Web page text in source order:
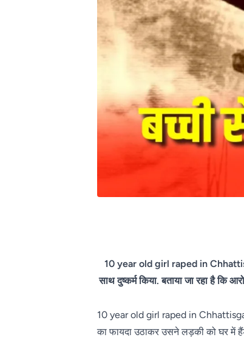
10 year old girl raped in
साथ दुष्कर्म किया. बताया जा रहा है कि
10 year old girl raped in
का फायदा उठाकर उसने लड़की को घर में